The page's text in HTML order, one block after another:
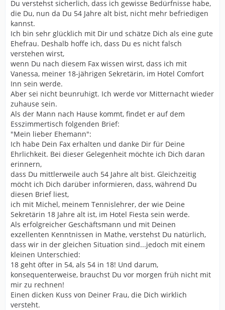
Du verstehst sicherlich, dass ich gewisse Bedürfnisse habe,
die Du, nun da Du 54 Jahre alt bist, nicht mehr befriedigen
kannst.
Ich bin sehr glücklich mit Dir und schätze Dich als eine gute
Ehefrau. Deshalb hoffe ich, dass Du es nicht falsch
verstehen wirst,
wenn Du nach diesem Fax wissen wirst, dass ich mit
Vanessa, meiner 18-jährigen Sekretärin, im Hotel Comfort
Inn sein werde.
Aber sei nicht beunruhigt. Ich werde vor Mitternacht wieder
zuhause sein.
Als der Mann nach Hause kommt, findet er auf dem
Esszimmertisch folgenden Brief:
"Mein lieber Ehemann":
Ich habe Dein Fax erhalten und danke Dir für Deine
Ehrlichkeit. Bei dieser Gelegenheit möchte ich Dich daran
erinnern,
dass Du mittlerweile auch 54 Jahre alt bist. Gleichzeitig
möcht ich Dich darüber informieren, dass, während Du
diesen Brief liest,
ich mit Michel, meinem Tennislehrer, der wie Deine
Sekretärin 18 Jahre alt ist, im Hotel Fiesta sein werde.
Als erfolgreicher Geschäftsmann und mit Deinen
exzellenten Kenntnissen in Mathe, verstehst Du natürlich,
dass wir in der gleichen Situation sind...jedoch mit einem
kleinen Unterschied:
18 geht öfter in 54, als 54 in 18! Und darum,
konsequenterweise, brauchst Du vor morgen früh nicht mit
mir zu rechnen!
Einen dicken Kuss von Deiner Frau, die Dich wirklich
versteht.